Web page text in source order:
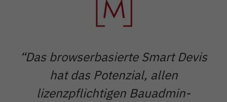
“Das browserbasierte Smart Devis
hat das Potenzial, allen
lizenzpflichtigen Bauadmin-